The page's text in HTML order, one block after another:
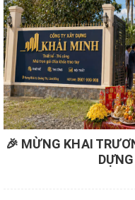
🎉 MỪNG KHAI